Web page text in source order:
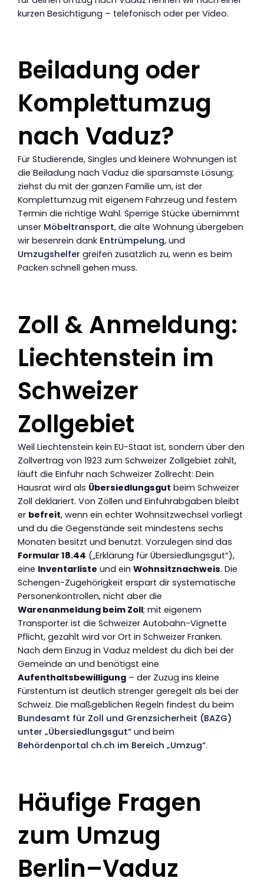
kurzen Besichtigung – telefonisch oder per Video.
Beiladung oder
Komplettumzug
nach Vaduz?
Für Studierende, Singles und kleinere Wohnungen ist
die Beiladung nach Vaduz die sparsamste Lösung;
ziehst du mit der ganzen Familie um, ist der
Komplettumzug mit eigenem Fahrzeug und festem
Termin die richtige Wahl. Sperrige Stücke übernimmt
unser Möbeltransport, die alte Wohnung übergeben
wir besenrein dank Entrümpelung, und
Umzugshelfer greifen zusätzlich zu, wenn es beim
Packen schnell gehen muss.
Zoll & Anmeldung:
Liechtenstein im
Schweizer
Zollgebiet
Weil Liechtenstein kein EU-Staat ist, sondern über den
Zollvertrag von 1923 zum Schweizer Zollgebiet zählt,
läuft die Einfuhr nach Schweizer Zollrecht: Dein
Hausrat wird als Übersiedlungsgut beim Schweizer
Zoll deklariert. Von Zöllen und Einfuhrabgaben bleibt
er befreit, wenn ein echter Wohnsitzwechsel vorliegt
und du die Gegenstände seit mindestens sechs
Monaten besitzt und benutzt. Vorzulegen sind das
Formular 18.44 („Erklärung für Übersiedlungsgut“),
eine Inventarliste und ein Wohnsitznachweis. Die
Schengen-Zugehörigkeit erspart dir systematische
Personenkontrollen, nicht aber die
Warenanmeldung beim Zoll; mit eigenem
Transporter ist die Schweizer Autobahn-Vignette
Pflicht, gezahlt wird vor Ort in Schweizer Franken.
Nach dem Einzug in Vaduz meldest du dich bei der
Gemeinde an und benötigst eine
Aufenthaltsbewilligung – der Zuzug ins kleine
Fürstentum ist deutlich strenger geregelt als bei der
Schweiz. Die maßgeblichen Regeln findest du beim
Bundesamt für Zoll und Grenzsicherheit (BAZG)
unter „Übersiedlungsgut“ und beim
Behördenportal ch.ch im Bereich „Umzug“.
Häufige Fragen
zum Umzug
Berlin–Vaduz